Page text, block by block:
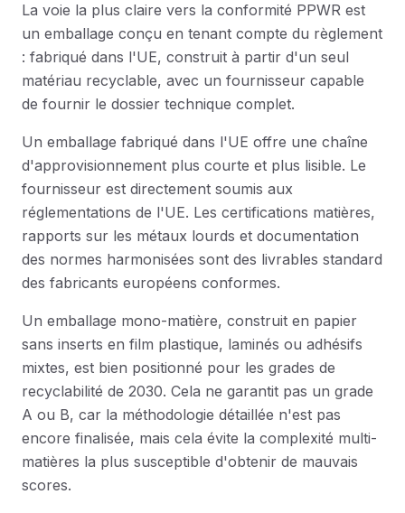
La voie la plus claire vers la conformité PPWR est
un emballage conçu en tenant compte du règlement
: fabriqué dans l'UE, construit à partir d'un seul
matériau recyclable, avec un fournisseur capable
de fournir le dossier technique complet.
Un emballage fabriqué dans l'UE offre une chaîne
d'approvisionnement plus courte et plus lisible. Le
fournisseur est directement soumis aux
réglementations de l'UE. Les certifications matières,
rapports sur les métaux lourds et documentation
des normes harmonisées sont des livrables standard
des fabricants européens conformes.
Un emballage mono-matière, construit en papier
sans inserts en film plastique, laminés ou adhésifs
mixtes, est bien positionné pour les grades de
recyclabilité de 2030. Cela ne garantit pas un grade
A ou B, car la méthodologie détaillée n'est pas
encore finalisée, mais cela évite la complexité multi-
matières la plus susceptible d'obtenir de mauvais
scores.